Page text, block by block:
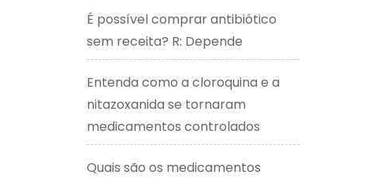
É possível comprar antibiótico
sem receita? R: Depende
Entenda como a cloroquina e a
nitazoxanida se tornaram
medicamentos controlados
Quais são os medicamentos